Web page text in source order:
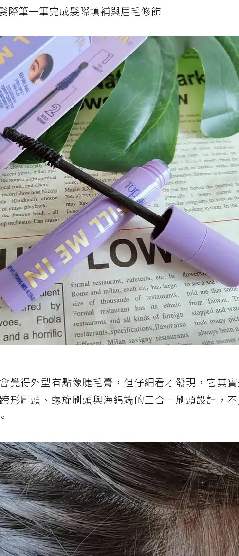
際筆一筆完成髮際填補與眉毛修飾
覺得外型有點像睫毛膏，但仔細看才發現，它其
形刷頭、螺旋刷頭與海綿端的三合一刷頭設計，